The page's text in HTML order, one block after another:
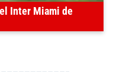
Inter Miami de